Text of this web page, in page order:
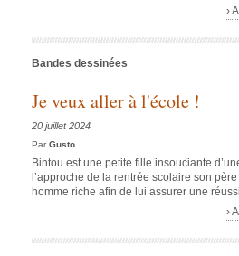
›
Bandes dessinées
Je veux aller à l'école !
20 juillet 2024
ParGusto
Bintou est une petite fille insouciante
l’approche de la rentrée scolaire son
homme riche afin de lui assurer une
›